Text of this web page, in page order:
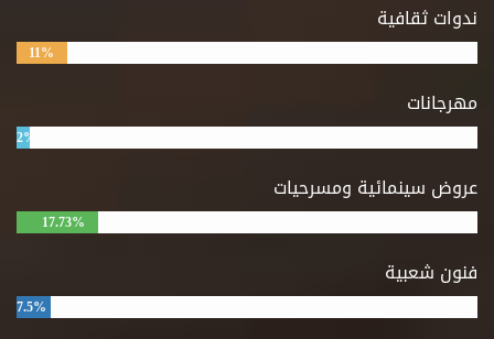
ندوات ثقافية
11%
مهرجانات
2%
عروض سينمائية ومسرحيات
17.73%
فنون شعبية
7.5%